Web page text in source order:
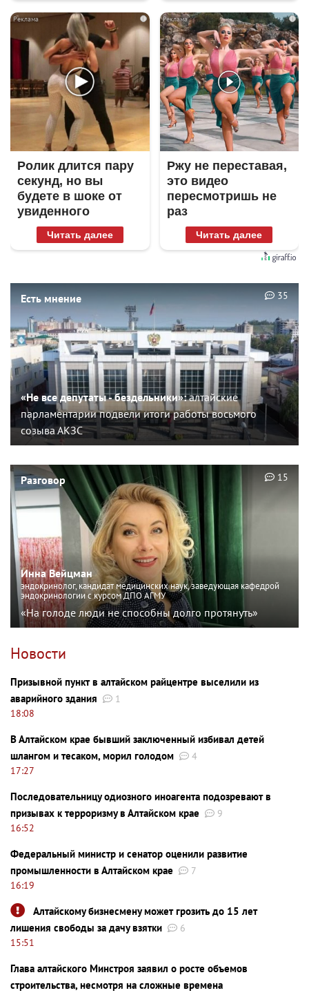
i
Ролик длится пару
секунд, но вы
будете в шоке от
увиденного
Читать далее
i
Ржу не переставая,
это видео
пересмотришь не
раз
Читать далее
Есть мнение
«Не все депутаты - бездельники»:алтайские
парламентарии подвели итоги работы восьмого
созыва АКЗС
35
Разговор
Инна Вейцман
эндокринолог, кандидат медицинских наук, заведующая кафедрой
эндокринологии с курсом ДПО АГМУ
«На голоде люди не способны долго протянуть»
15
Новости
Призывной пункт в алтайском райцентре выселили из
аварийного здания
1
18:08
В Алтайском крае бывший заключенный избивал детей
шлангом и тесаком, морил голодом
4
17:27
Последовательницу одиозного иноагента подозревают в
призывах к терроризму в Алтайском крае
9
16:52
Федеральный министр и сенатор оценили развитие
промышленности в Алтайском крае
7
16:19
Алтайскому бизнесмену может грозить до 15 лет
лишения свободы за дачу взятки
6
15:51
Глава алтайского Минстроя заявил о росте объемов
строительства, несмотря на сложные времена